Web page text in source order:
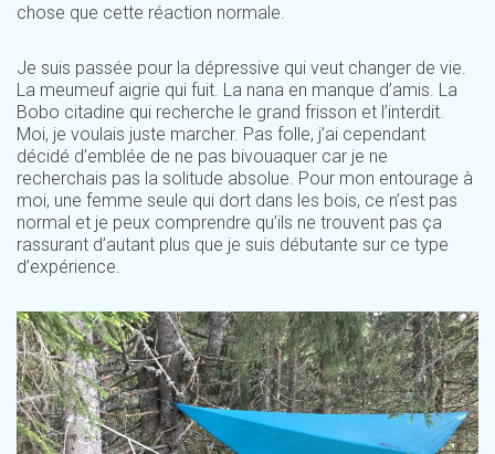
chose que cette réaction normale.
Je suis passée pour la dépressive qui veut changer de vie.
La meumeuf aigrie qui fuit. La nana en manque d’amis. La
Bobo citadine qui recherche le grand frisson et l’interdit.
Moi, je voulais juste marcher. Pas folle, j’ai cependant
décidé d’emblée de ne pas bivouaquer car je ne
recherchais pas la solitude absolue. Pour mon entourage à
moi, une femme seule qui dort dans les bois, ce n’est pas
normal et je peux comprendre qu’ils ne trouvent pas ça
rassurant d’autant plus que je suis débutante sur ce type
d’expérience.